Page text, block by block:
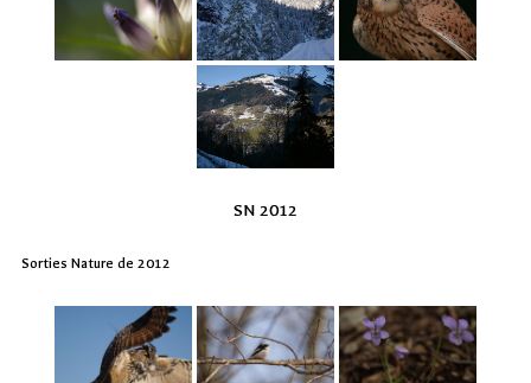
SN 2012
Sorties Nature de 2012